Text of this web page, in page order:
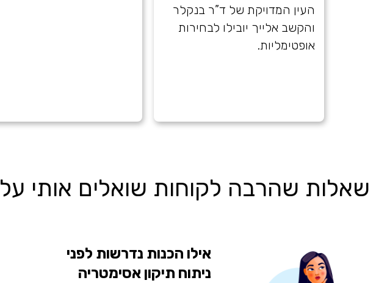
העין המדויקת של ד”ר בנקלר
והקשב אלייך יובילו לבחירות
אופטימליות.
שאלות שהרבה לקוחות שואלים אותי על
אילו הכנות נדרשות לפני
ניתוח תיקון אסימטריה